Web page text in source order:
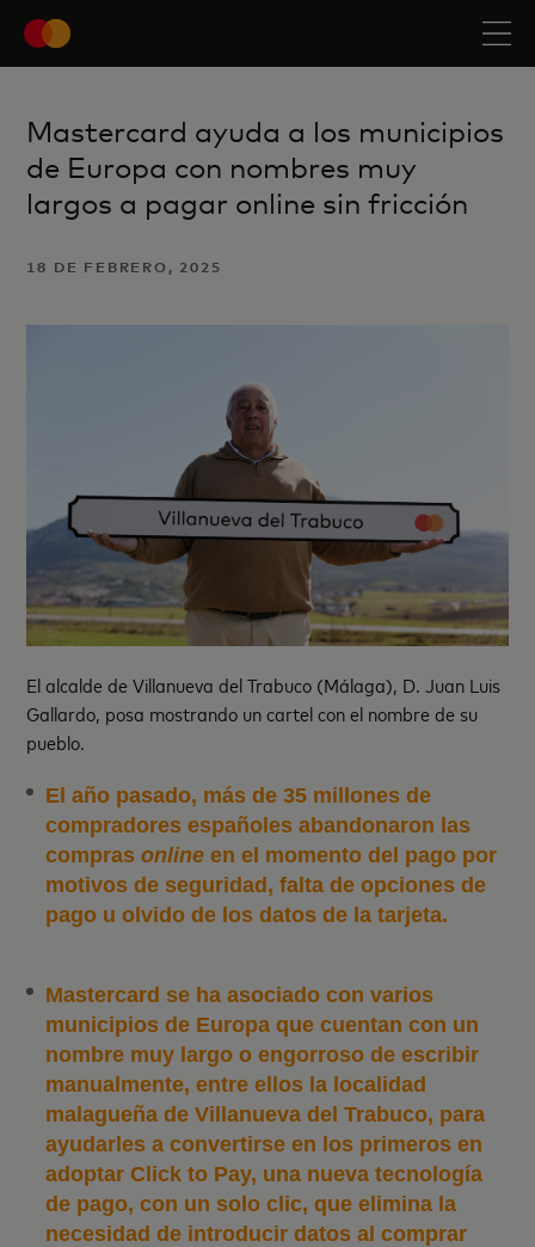
Mastercard ayuda a los municipios
de Europa con nombres muy
largos a pagar online sin fricción
18 DE FEBRERO, 2025
El alcalde de Villanueva del Trabuco (Málaga), D. Juan Luis
Gallardo, posa mostrando un cartel con el nombre de su
pueblo.
El año pasado, más de 35 millones de
compradores españoles abandonaron las
comprasonline en el momento del pago por
motivos de seguridad, falta de opciones de
pago u olvido de los datos de la tarjeta.
Mastercard se ha asociado con varios
municipios de Europa que cuentan con un
nombre muy largo o engorroso de escribir
manualmente, entre ellos la localidad
malagueña de Villanueva del Trabuco, para
ayudarles a convertirse en los primeros en
adoptar Click to Pay, una nueva tecnología
de pago, con un solo clic, que elimina la
necesidad de introducir datos al comprar